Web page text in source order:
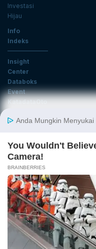
Investasi
Hijau
Info
Indeks
Insight
Center
Databoks
Event
KatadataOto
Email
Tentang Katadata
Kebijakan Privasi
©2026 Katadata.